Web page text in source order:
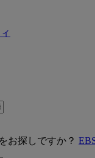
お探しですか？